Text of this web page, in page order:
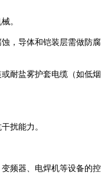
。
，导体和铠装层需做防腐
耐盐雾护套电缆（如低烟
扰能力。
频器、电焊机等设备的控